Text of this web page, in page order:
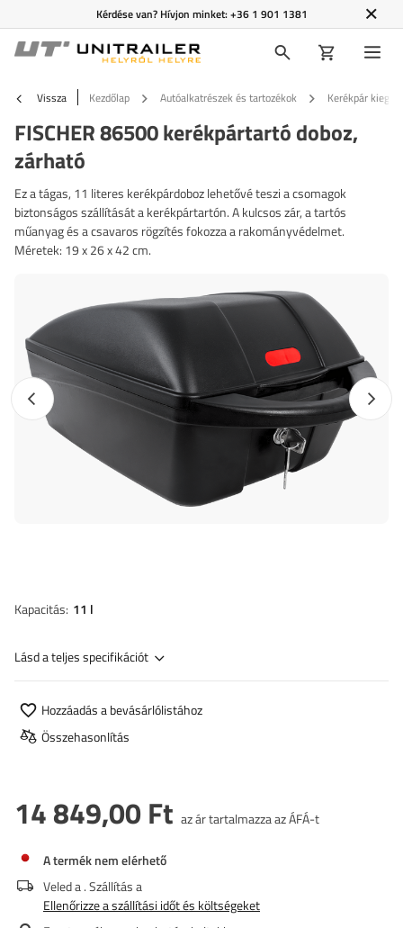
Kérdése van? Hívjon minket:+36 1 901 1381
Vissza Kezdőlap Autóalkatrészek és tartozékok Kerékpár
FISCHER 86500 kerékpártartó doboz,
zárható
Ez a tágas, 11 literes kerékpárdoboz lehetővé teszi a csomagok
biztonságos szállítását a kerékpártartón. A kulcsos zár, a tartós
műanyag és a csavaros rögzítés fokozza a rakományvédelmet.
Méretek: 19 x 26 x 42 cm.
Előző fotó
Kapacitás 11 l
Lásd a teljes specifikációt
Hozzáadás a bevásárlólistához
Összehasonlítás
14 849,00 Ft az ár tartalmazza az ÁFÁ-t
A termék nem elérhető
Veled a. Szállítás a
Ellenőrizze a szállítási időt és költségeket